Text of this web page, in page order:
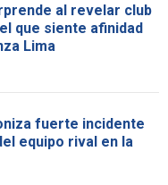
al revelar club
que siente afinidad
Lima
fuerte incidente
equipo rival en la